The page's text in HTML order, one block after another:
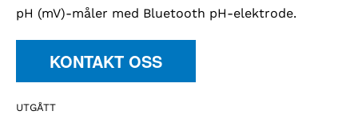
pH (mV)-måler med Bluetooth pH-elektrode.
KONTAKT OSS
UTGÅTT